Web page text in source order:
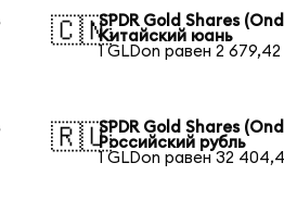
🇨🇳SPDR Gold Shares
Китайский юань
1 GLDon равен 2
🇷🇺SPDR Gold Shares
Российский рубль
1 GLDon равен 32